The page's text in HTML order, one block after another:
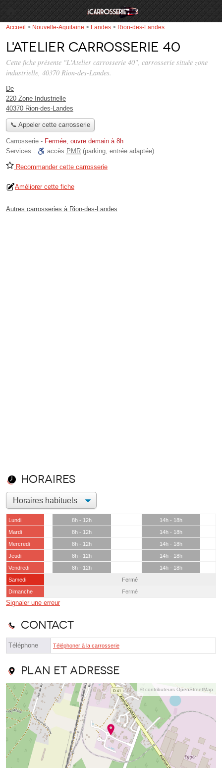
Accueil > Nouvelle-Aquitaine > Landes > Rion-des-Landes
L'Atelier carrosserie 40
Cette fiche présente "L'Atelier carrosserie 40", carrosserie située zone
industrielle, 40370 Rion-des-Landes.
De
220 Zone Industrielle
40370 Rion-des-Landes
📞 Appeler cette carrosserie
Carrosserie - Fermée, ouvre demain à 8h
Services :
accès PMR (parking, entrée adaptée)
Recommander cette carrosserie
Améliorer cette fiche
Autres carrosseries à Rion-des-Landes
Horaires
Lundi 8h - 12h
14h - 18h
Mardi
8h - 12h
14h - 18h
Mercredi
8h - 12h
14h - 18h
Jeudi
8h - 12h
14h - 18h
Vendredi
8h - 12h
14h - 18h
Samedi
Fermé
Dimanche
Fermé
Signaler une erreur
Contact
Téléphone Téléphoner à la carrosserie
Plan et adresse
© contributeurs OpenStreetMap